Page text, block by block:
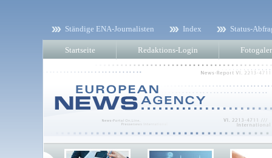
Ständige ENA-Journalisten Index Status-
Startseite Redaktions-Login